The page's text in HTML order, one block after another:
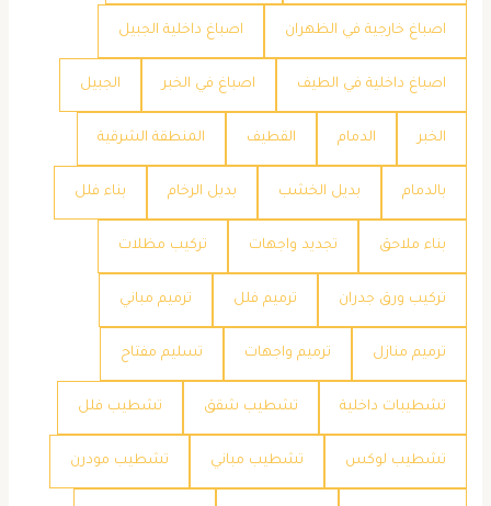
اصباغ خارجية في الظهران اصباغ داخلية الجبيل
اصباغ داخلية في الطيف اصباغ في الخبر الجبيل
الخبر الدمام القطيف المنطقة الشرقية
بالدمام بديل الخشب بديل الرخام بناء فلل
بناء ملاحق تجديد واجهات تركيب مظلات
تركيب ورق جدران ترميم فلل ترميم مباني
ترميم منازل ترميم واجهات تسليم مفتاح
تشطيبات داخلية تشطيب شقق تشطيب فلل
تشطيب لوكس تشطيب مباني تشطيب مودرن